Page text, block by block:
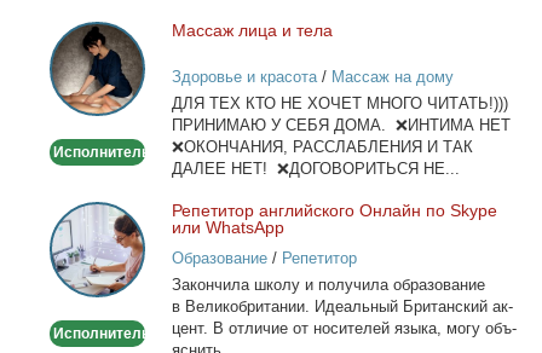
Массаж
лица
и
тела
Исполнитель
Мас­саж ли­ца и те­ла
Здоровье и красота/ Массаж на дому
ДЛЯ ТЕХ КТО НЕ ХОЧЕТ МНОГО ЧИТАТЬ!)))
ПРИНИМАЮ У СЕБЯ ДОМА. ❌ИНТИМА НЕТ
❌ОКОНЧАНИЯ, РАССЛАБЛЕНИЯ И ТАК
ДАЛЕЕ НЕТ! ❌ДОГОВОРИТЬСЯ НЕ...
Репетитор
английского
Онлайн
по
или
Исполнитель
Ре­пе­ти­тор ан­глий­ско­го Он­лайн по Skype
или WhatsApp
Образование/ Репетитор
За­кон­чи­ла шко­лу и по­лу­чи­ла об­ра­зо­ва­ние
в Ве­ли­ко­бри­та­нии. Иде­аль­ный Бри­тан­ский ак­
цент. В от­ли­чие от но­си­те­лей язы­ка, мо­гу объ­